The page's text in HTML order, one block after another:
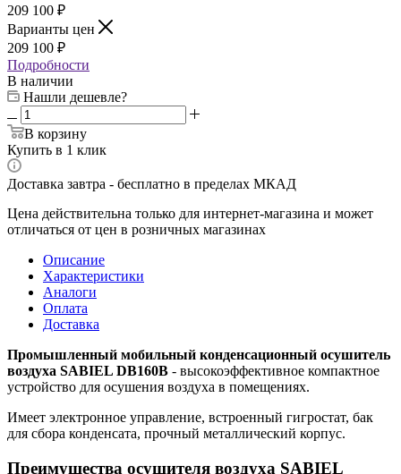
209 100 ₽
Варианты цен
209 100 ₽
Подробности
В наличии
Нашли дешевле?
В корзину
Купить в 1 клик
Доставка завтра - бесплатно в пределах МКАД
Цена действительна только для интернет-магазина и может
отличаться от цен в розничных магазинах
Описание
Характеристики
Аналоги
Оплата
Доставка
Промышленный мобильный конденсационный осушитель
воздуха SABIEL DB160B - высокоэффективное компактное
устройство для осушения воздуха в помещениях.
Имеет электронное управление, встроенный гигростат, бак
для сбора конденсата, прочный металлический корпус.
Преимущества осушителя воздуха SABIEL